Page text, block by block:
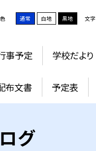
通常 白地 黒地 文字
事予定 学校だより
布文書 予定表
グ